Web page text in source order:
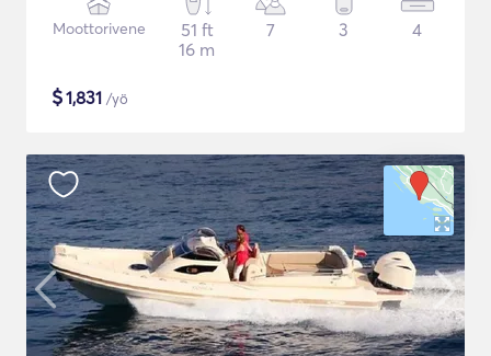
Moottorivene
51 ft
16 m
7 3 4
$1,831 /yö